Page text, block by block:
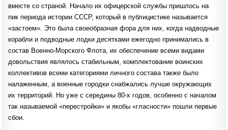
вместе со страной. Начало их офицерской службы пришлось на
пик периода истории СССР, который в публицистике называется
«застоем». Это была своеобразная фора для них, когда надводные
корабли и подводные лодки десятками ежегодно принимались в
состав Военно-Морского Флота, их обеспечение всеми видами
довольствия являлось стабильным, комплектование воинских
коллективов всеми категориями личного состава также было
налаженным, а военные городки снабжались лучше окружающих
их территорий. Но уже с середины 80-х годов, особенно с началом
так называемой «перестройки» и якобы «гласности» пошли первые
сбои.